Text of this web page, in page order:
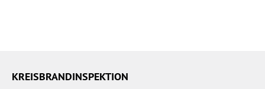
KREISBRANDINSPEKTION